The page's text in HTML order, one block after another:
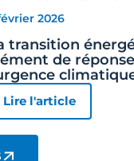
2026
transition
de
Lire l'article